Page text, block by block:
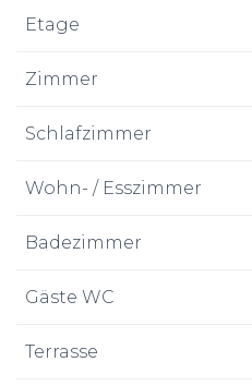
Etage
Zimmer
Schlafzimmer
Wohn- / Esszimmer
Badezimmer
Gäste WC
Terrasse